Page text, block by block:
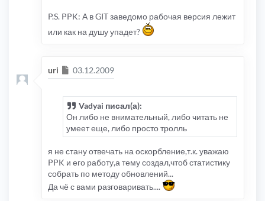
P.S. PPK: А в GIT заведомо рабочая версия лежит
или как на душу упадет?
uri Сообщение
03.12.2009
Vadyai писал(а):
Он либо не внимательный, либо читать не
умеет еще, либо просто тролль
я не стану отвечать на оскорбление,т.к. уважаю
PPK и его работу,а тему создал,чтоб статистику
собрать по методу обновлений...
Да чё с вами разговаривать....